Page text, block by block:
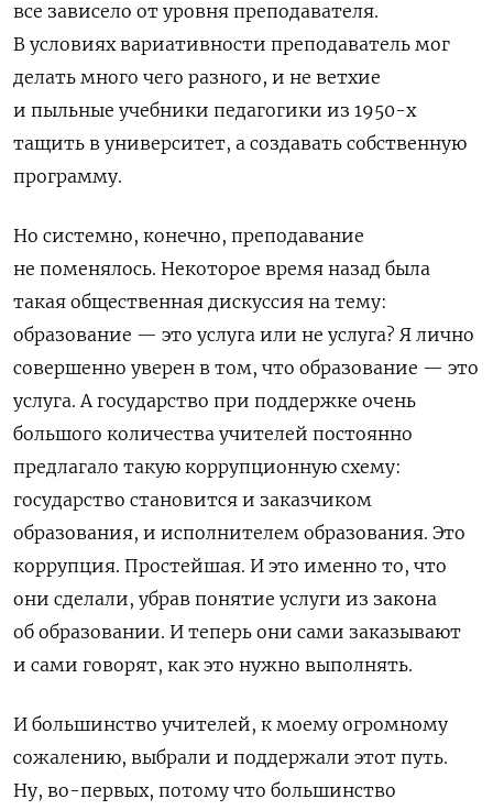
все зависело от уровня преподавателя.
В условиях вариативности преподаватель мог
делать много чего разного, и не ветхие
и пыльные учебники педагогики из 1950-х
тащить в университет, а создавать собственную
программу.
Но системно, конечно, преподавание
не поменялось. Некоторое время назад была
такая общественная дискуссия на тему:
образование — это услуга или не услуга? Я лично
совершенно уверен в том, что образование — это
услуга. А государство при поддержке очень
большого количества учителей постоянно
предлагало такую коррупционную схему:
государство становится и заказчиком
образования, и исполнителем образования. Это
коррупция. Простейшая. И это именно то, что
они сделали, убрав понятие услуги из закона
об образовании. И теперь они сами заказывают
и сами говорят, как это нужно выполнять.
И большинство учителей, к моему огромному
сожалению, выбрали и поддержали этот путь.
Ну, во-первых, потому что большинство